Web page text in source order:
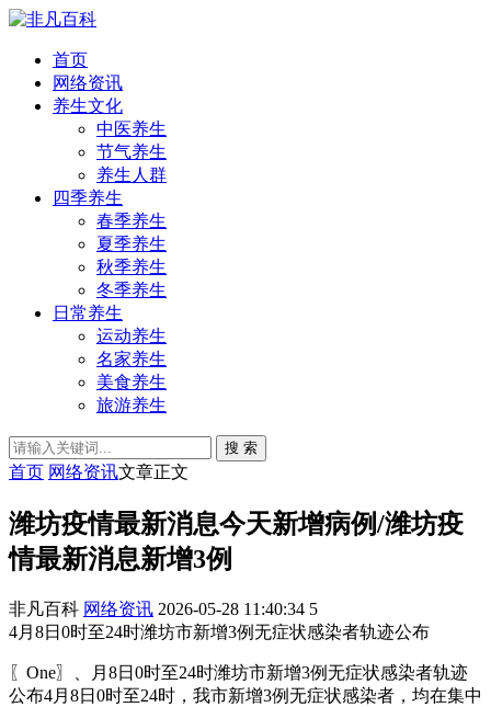
首页
网络资讯
养生文化
中医养生
节气养生
养生人群
四季养生
春季养生
夏季养生
秋季养生
冬季养生
日常养生
运动养生
名家养生
美食养生
旅游养生
搜 索
首页 网络资讯文章正文
潍坊疫情最新消息今天新增病例/潍坊疫
情最新消息新增3例
非凡百科 网络资讯 2026-05-28 11:40:34 5
4月8日0时至24时潍坊市新增3例无症状感染者轨迹公布
〖One〗、月8日0时至24时潍坊市新增3例无症状感染者轨迹
公布4月8日0时至24时，我市新增3例无症状感染者，均在集中